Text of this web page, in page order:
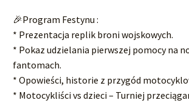
🎉Program Festynu :
* Prezentacja replik broni wojskowych.
* Pokaz udzielania pierwszej pomocy na
fantomach.
* Opowieści, historie z przygód
* Motocykliści vs dzieci – Turniej